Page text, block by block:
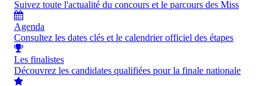
Suivez toute l'actualité du concours et le parcours des Miss
Agenda
Consultez les dates clés et le calendrier officiel des étapes
Les finalistes
Découvrez les candidates qualifiées pour la finale nationale